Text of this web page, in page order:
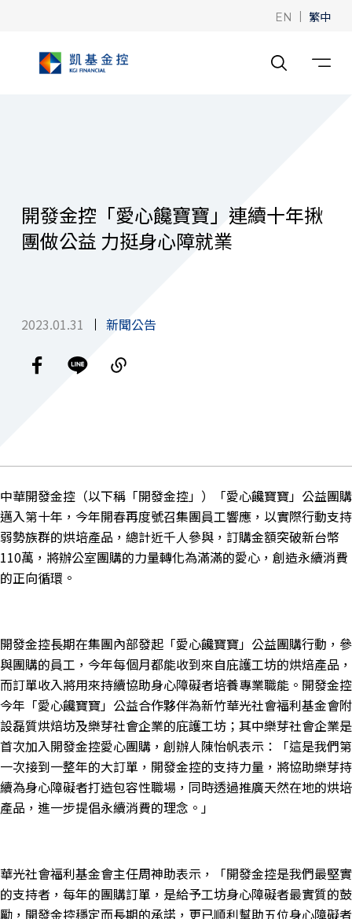
EN | 繁中
開發金控「愛心饞寶寶」連續十年揪
團做公益 力挺身心障就業
2023.01.31 新聞公告
中華開發金控（以下稱「開發金控」）「愛心饞寶寶」公益團購
邁入第十年，今年開春再度號召集團員工響應，以實際行動支持
弱勢族群的烘培產品，總計近千人參與，訂購金額突破新台幣
110萬，將辦公室團購的力量轉化為滿滿的愛心，創造永續消費
的正向循環。
開發金控長期在集團內部發起「愛心饞寶寶」公益團購行動，參
與團購的員工，今年每個月都能收到來自庇護工坊的烘焙產品，
而訂單收入將用來持續協助身心障礙者培養專業職能。開發金控
今年「愛心饞寶寶」公益合作夥伴為新竹華光社會福利基金會附
設磊質烘焙坊及樂芽社會企業的庇護工坊；其中樂芽社會企業是
首次加入開發金控愛心團購，創辦人陳怡帆表示：「這是我們第
一次接到一整年的大訂單，開發金控的支持力量，將協助樂芽持
續為身心障礙者打造包容性職場，同時透過推廣天然在地的烘培
產品，進一步提倡永續消費的理念。」
華光社會福利基金會主任周神助表示，「開發金控是我們最堅實
的支持者，每年的團購訂單，是給予工坊身心障礙者最實質的鼓
勵，開發金控穩定而長期的承諾，更已順利幫助五位身心障礙者